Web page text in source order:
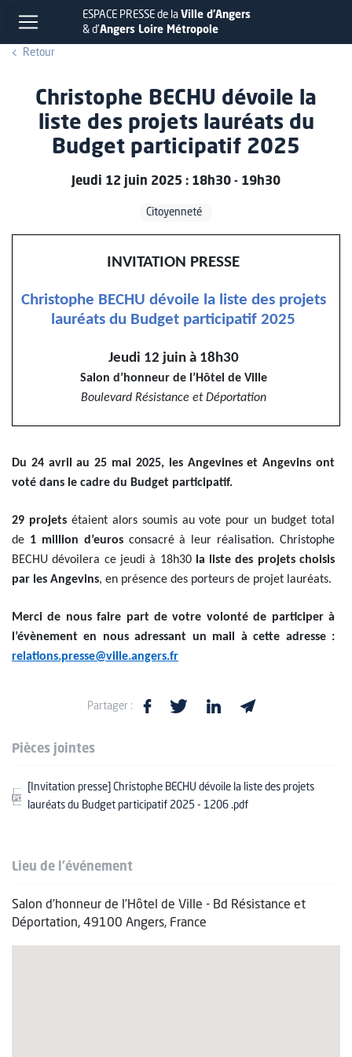
ESPACE PRESSE de la Ville d'Angers
& d'Angers Loire Métropole
Retour
Christophe BECHU dévoile la
liste des projets lauréats du
Budget participatif 2025
Jeudi 12 juin 2025 : 18h30 - 19h30
Citoyenneté
INVITATION PRESSE
Christophe BECHU dévoile la liste des projets
lauréats du Budget participatif 2025
Jeudi 12 juin à 18h30
Salon d’honneur de l’Hôtel de Ville
Boulevard Résistance et Déportation
Du 24 avril au 25 mai 2025, les Angevines et Angevins ont
voté dans le cadre du Budget participatif.
29 projetsétaient alors soumis au vote pour un budget total
de 1 million d’eurosconsacré à leur réalisation. Christophe
BECHU dévoilera ce jeudi à 18h30 la liste des projets choisis
par les Angevins, en présence des porteurs de projet lauréats.
Merci de nous faire part de votre volonté de participer à
l’évènement en nous adressant un mail à cette adresse :
relations.presse@ville.angers.fr
Partager :
Pièces jointes
[Invitation presse] Christophe BECHU dévoile la liste des projets
lauréats du Budget participatif 2025 - 1206 .pdf
Lieu de l'événement
Salon d’honneur de l’Hôtel de Ville - Bd Résistance et
Déportation, 49100 Angers, France